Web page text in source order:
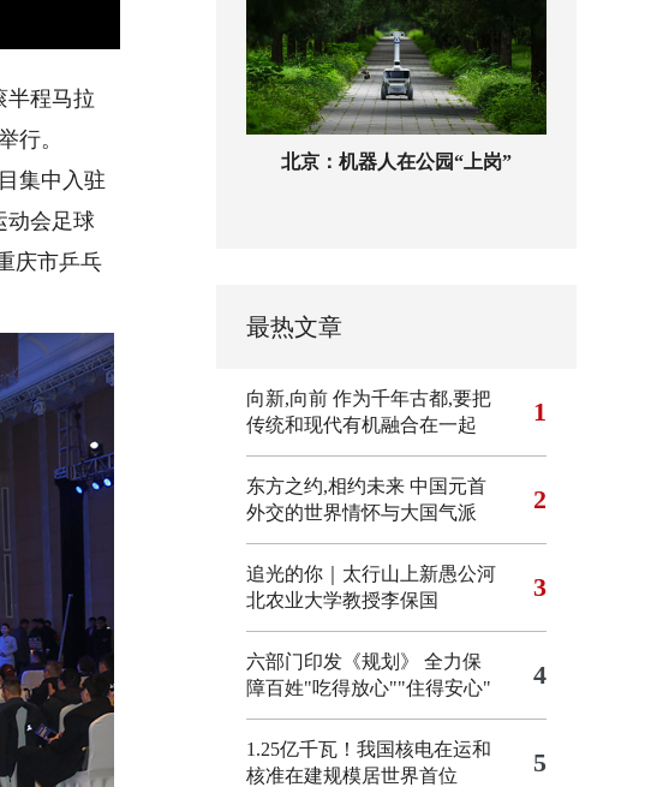
程马拉
行。
集中入驻
动会足球
庆市乒乓
北京：机器人在公园“上岗”
最热文章
向新,向前 作为千年古都,要把
传统和现代有机融合在一起
1
东方之约,相约未来 中国元首
外交的世界情怀与大国气派
2
追光的你｜太行山上新愚公河
北农业大学教授李保国
3
六部门印发《规划》 全力保
障百姓"吃得放心""住得安心"
4
1.25亿千瓦！我国核电在运和
核准在建规模居世界首位
5